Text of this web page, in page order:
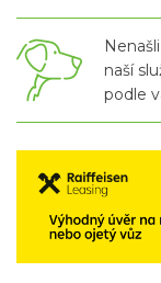
naší
podle